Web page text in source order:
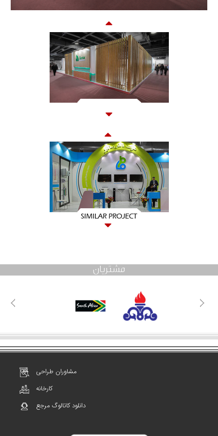
SIMILAR PROJECT
مشتریان
مشاوران طراحی
کارخانه
دانلود کاتالوگ مرجع